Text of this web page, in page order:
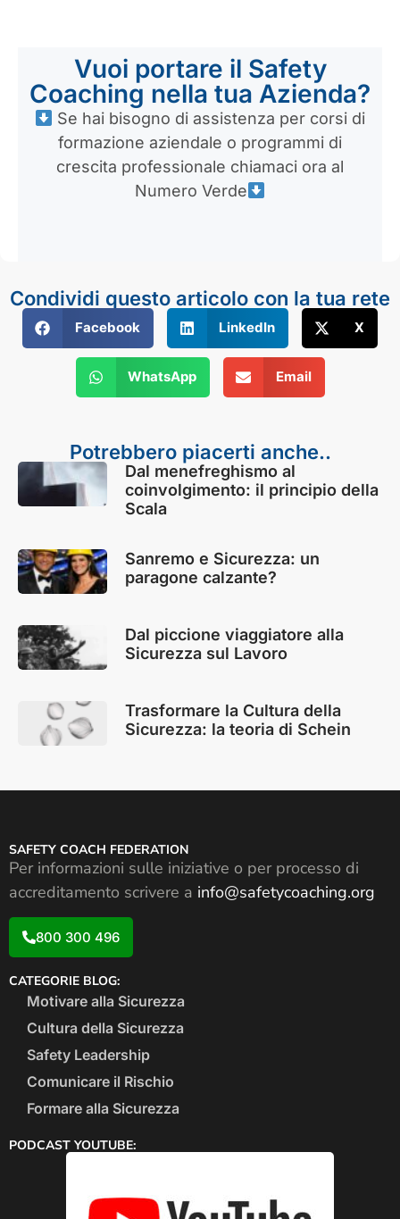
Vuoi portare il Safety
Coaching nella tua Azienda?
Se hai bisogno di assistenza per corsi di
formazione aziendale o programmi di
crescita professionale chiamaci ora al
Numero Verde
Condividi questo articolo con la tua rete
Facebook LinkedIn X
WhatsApp Email
Potrebbero piacerti anche..
Dal menefreghismo al
coinvolgimento: il principio della
Scala
Sanremo e Sicurezza: un
paragone calzante?
Dal piccione viaggiatore alla
Sicurezza sul Lavoro
Trasformare la Cultura della
Sicurezza: la teoria di Schein
SAFETY COACH FEDERATION
Per informazioni sulle iniziative o per processo di
accreditamento scrivere a info@safetycoaching.org
800 300 496
CATEGORIE BLOG:
Motivare alla Sicurezza
Cultura della Sicurezza
Safety Leadership
Comunicare il Rischio
Formare alla Sicurezza
PODCAST YOUTUBE: